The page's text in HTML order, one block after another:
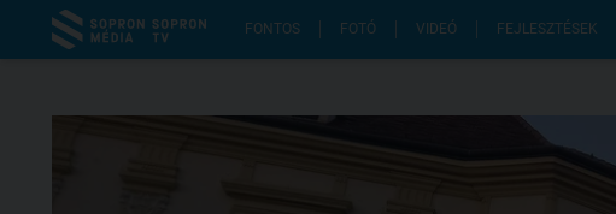
FONTOS FOTÓ VIDEÓ FEJLESZTÉSEK